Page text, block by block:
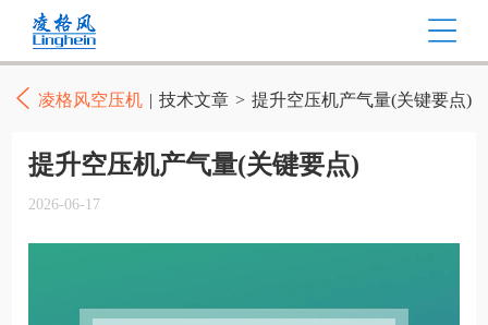
凌格风空压机 | 技术文章 > 提升空压机产气量(关键要点)
提升空压机产气量(关键要点)
2026-06-17